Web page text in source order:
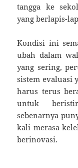
tangga ke
yang berlapis-
Kondisi ini
ubah dalam
yang sering,
sistem evaluasi
harus terus
untuk
sebenarnya
kali merasa
berinovasi.